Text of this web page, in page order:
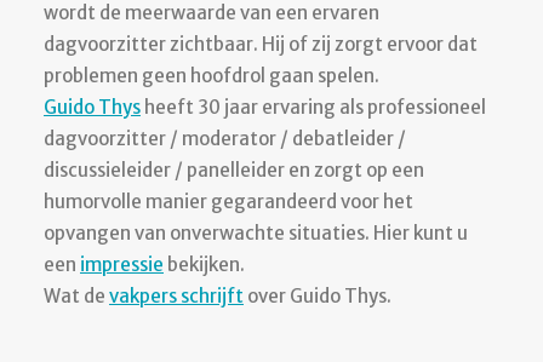
wordt de meerwaarde van een ervaren
dagvoorzitter zichtbaar. Hij of zij zorgt ervoor dat
problemen geen hoofdrol gaan spelen.
Guido Thys heeft 30 jaar ervaring als professioneel
dagvoorzitter / moderator / debatleider /
discussieleider / panelleider en zorgt op een
humorvolle manier gegarandeerd voor het
opvangen van onverwachte situaties. Hier kunt u
een impressie bekijken.
Wat de vakpers schrijft over Guido Thys.